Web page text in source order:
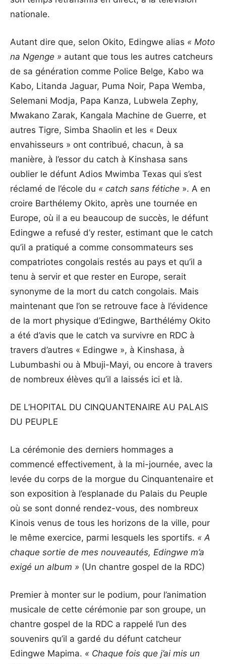
nationale.
Autant dire que, selon Okito, Edingwe alias « Moto
na Ngenge » autant que tous les autres catcheurs
de sa génération comme Police Belge, Kabo wa
Kabo, Litanda Jaguar, Puma Noir, Papa Wemba,
Selemani Modja, Papa Kanza, Lubwela Zephy,
Mwakano Zarak, Kangala Machine de Guerre, et
autres Tigre, Simba Shaolin et les « Deux
envahisseurs » ont contribué, chacun, à sa
manière, à l’essor du catch à Kinshasa sans
oublier le défunt Adios Mwimba Texas qui s’est
réclamé de l’école du « catch sans fétiche ». A en
croire Barthélemy Okito, après une tournée en
Europe, où il a eu beaucoup de succès, le défunt
Edingwe a refusé d’y rester, estimant que le catch
qu’il a pratiqué a comme consommateurs ses
compatriotes congolais restés au pays et qu’il a
tenu à servir et que rester en Europe, serait
synonyme de la mort du catch congolais. Mais
maintenant que l’on se retrouve face à l’évidence
de la mort physique d’Edingwe, Barthélémy Okito
a été d’avis que le catch va survivre en RDC à
travers d’autres « Edingwe », à Kinshasa, à
Lubumbashi ou à Mbuji-Mayi, ou encore à travers
de nombreux élèves qu’il a laissés ici et là.
DE L’HOPITAL DU CINQUANTENAIRE AU PALAIS
DU PEUPLE
La cérémonie des derniers hommages a
commencé effectivement, à la mi-journée, avec la
levée du corps de la morgue du Cinquantenaire et
son exposition à l’esplanade du Palais du Peuple
où se sont donné rendez-vous, des nombreux
Kinois venus de tous les horizons de la ville, pour
le même exercice, parmi lesquels les sportifs. « A
chaque sortie de mes nouveautés, Edingwe m’a
exigé un album » (Un chantre gospel de la RDC)
Premier à monter sur le podium, pour l’animation
musicale de cette cérémonie par son groupe, un
chantre gospel de la RDC a rappelé l’un des
souvenirs qu’il a gardé du défunt catcheur
Edingwe Mapima. « Chaque fois que j’ai mis un